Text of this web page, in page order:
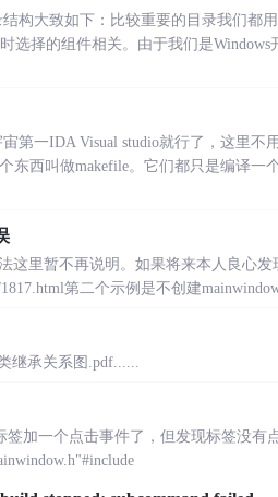
构大致如下：比较重要的目录我们都
选择的组件相关。由于我们是
第一IDA Visual studio就行了，这里不
东西叫做makefile。它们都只是编译一
这里暂不再说明。如果将来本人良心
第二个示例是不创建
继承关系图.pdf......
加一个点击事件了，但发现标签没有